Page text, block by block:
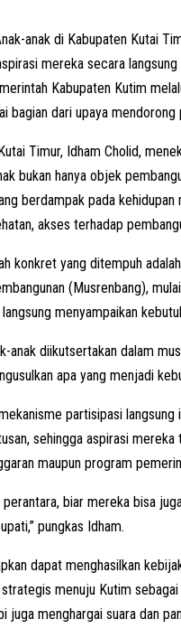
anak di Kabupaten Kutai
mereka secara
Kabupaten Kutim
bagian dari upaya
Timur, Idham Cholid,
bukan hanya objek
berdampak pada
akses terhadap
konkret yang ditempuh
(Musrenbang),
menyampaikan
anak diikutsertakan dalam
apa yang menjadi
partisipasi
sehingga aspirasi
maupun program
biar mereka bisa
pungkas Idham.
dapat menghasilkan
menuju Kutim
juga menghargai suara dan